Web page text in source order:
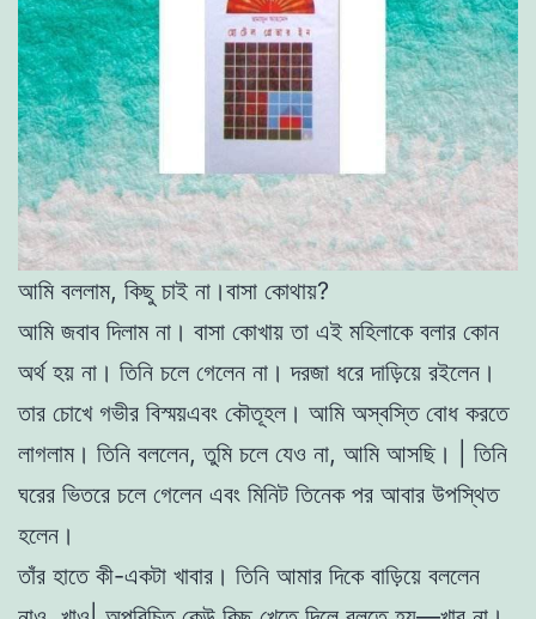
আমি বললাম, কিছু চাই না।বাসা কোথায়?
আমি জবাব দিলাম না। বাসা কোখায় তা এই মহিলাকে বলার কোন
অর্থ হয় না। তিনি চলে গেলেন না। দরজা ধরে দাড়িয়ে রইলেন।
তার চোখে গভীর বিস্ময়এবং কৌতূহল। আমি অস্বস্তি বােধ করতে
লাগলাম। তিনি বললেন, তুমি চলে যেও না, আমি আসছি। | তিনি
ঘরের ভিতরে চলে গেলেন এবং মিনিট তিনেক পর আবার উপস্থিত
হলেন।
তাঁর হাতে কী-একটা খাবার। তিনি আমার দিকে বাড়িয়ে বললেন